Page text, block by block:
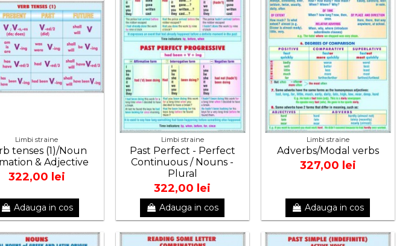
Limbi straine
tenses (1)/Noun
& Adjective
322,00 lei
Adauga in cos
Limbi straine
Past Perfect - Perfect
Continuous / Nouns -
Plural
322,00 lei
Adauga in cos
Limbi straine
Adverbs/Modal verbs
327,00 lei
Adauga in cos